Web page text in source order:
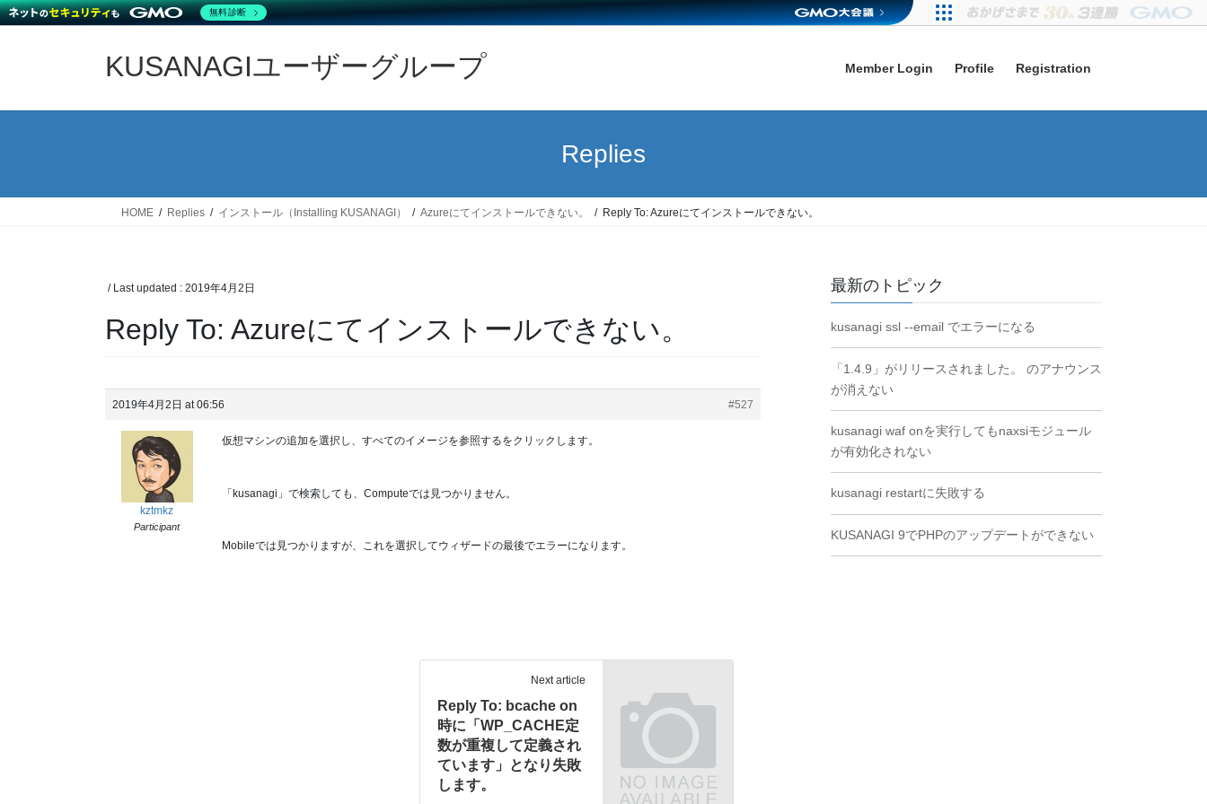
KUSANAGIユーザーグループ Member Login Profile Registration
Replies
HOME Replies インストール（Installing KUSANAGI） Azureにてインストールできない。 Reply To: Azureにてインストールできない。
/ Last updated : 2019年4月2日
Reply To: Azureにてインストールできない。
2019年4月2日 at 06:56 #527
kztmkz
Participant
仮想マシンの追加を選択し、すべてのイメージを参照するをクリックします。
「kusanagi」で検索しても、Computeでは見つかりません。
Mobileでは見つかりますが、これを選択してウィザードの最後でエラーになります。
Next article
Reply To: bcache on
時に「WP_CACHE定
数が重複して定義され
ています」となり失敗
します。
最新のトピック
kusanagi ssl --email でエラーになる
「1.4.9」がリリースされました。 のアナウンス
が消えない
kusanagi waf onを実行してもnaxsiモジュール
が有効化されない
kusanagi restartに失敗する
KUSANAGI 9でPHPのアップデートができない
無料診断